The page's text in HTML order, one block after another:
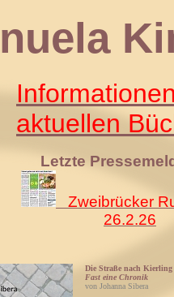
aktuellen
Letzte
Zweibrücker
26.2.26
Die Straße nach Kierling
Fast eine Chronik
von Johanna Sibera